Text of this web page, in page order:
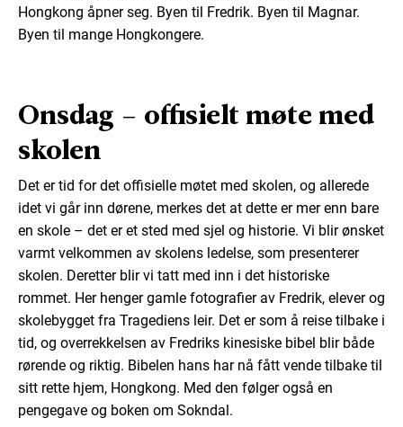
Hongkong åpner seg. Byen til Fredrik. Byen til Magnar.
Byen til mange Hongkongere.
Onsdag – offisielt møte med
skolen
Det er tid for det offisielle møtet med skolen, og allerede
idet vi går inn dørene, merkes det at dette er mer enn bare
en skole – det er et sted med sjel og historie. Vi blir ønsket
varmt velkommen av skolens ledelse, som presenterer
skolen. Deretter blir vi tatt med inn i det historiske
rommet. Her henger gamle fotografier av Fredrik, elever og
skolebygget fra Tragediens leir. Det er som å reise tilbake i
tid, og overrekkelsen av Fredriks kinesiske bibel blir både
rørende og riktig. Bibelen hans har nå fått vende tilbake til
sitt rette hjem, Hongkong. Med den følger også en
pengegave og boken om Sokndal.